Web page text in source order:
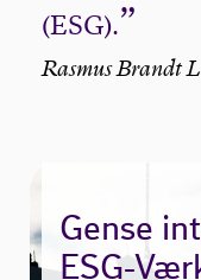
(ESG).
Rasmus Brandt
Gense
ESG-